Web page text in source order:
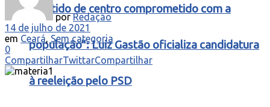
“Partido de centro comprometido com a
população”: Luiz Gastão oficializa candidatura
à reeleição pelo PSD
por Redação
14 de julho de 2021
em Ceará, Sem categoria
0
CompartilharTwittarCompartilhar